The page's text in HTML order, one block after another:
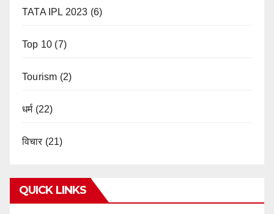
TATA IPL 2023 (6)
Top 10 (7)
Tourism (2)
धर्म(22)
विचार (21)
QUICK LINKS